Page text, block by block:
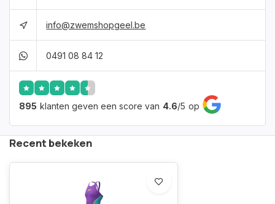
info@zwemshopgeel.be
0491 08 84 12
895 klanten geven een score van 4.6/5 op
Recent bekeken